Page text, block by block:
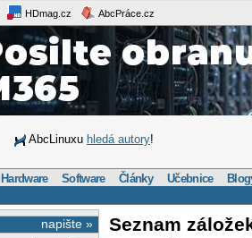
HDmag.cz AbcPráce.cz
AbcLinuxu hledá autory!
Hardware Software Články Učebnice
napište » Seznam